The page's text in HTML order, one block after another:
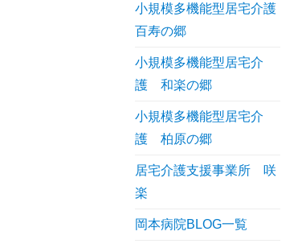
小規模多機能型居宅介護
百寿の郷
小規模多機能型居宅介
護 和楽の郷
小規模多機能型居宅介
護 柏原の郷
居宅介護支援事業所 咲
楽
岡本病院BLOG一覧